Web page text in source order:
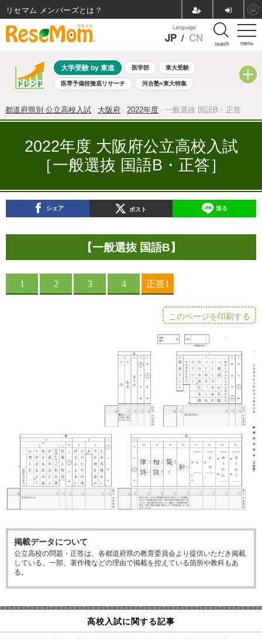
menu
Language
JP / CN search
大学受験 by 東進 医学部 東大受験
医専予備校徹底リサーチ 河合塾×東大特集
共通テスト 夏休み 8月開催学校説明会・相談会
自由研究教材（小学生向け） 自由研究教材（中学生向け）
ランキング
都道府県別 公立高校入試 大阪府 2022年度 一般選抜 国語B・正答
2022年度 大阪府公立高校入試
［一般選抜 国語B・正答］
シェア ポスト 送る
【一般選抜 国語B】
このページを印刷する
掲載データについて
公立高校の問題・正答は、各都道府県の教育委員会より提供いただき掲載
している。一部、著作権などの理由で掲載を控えている箇所や教科もあ
る。
高校入試に関する記事
リセマム メンバーズ